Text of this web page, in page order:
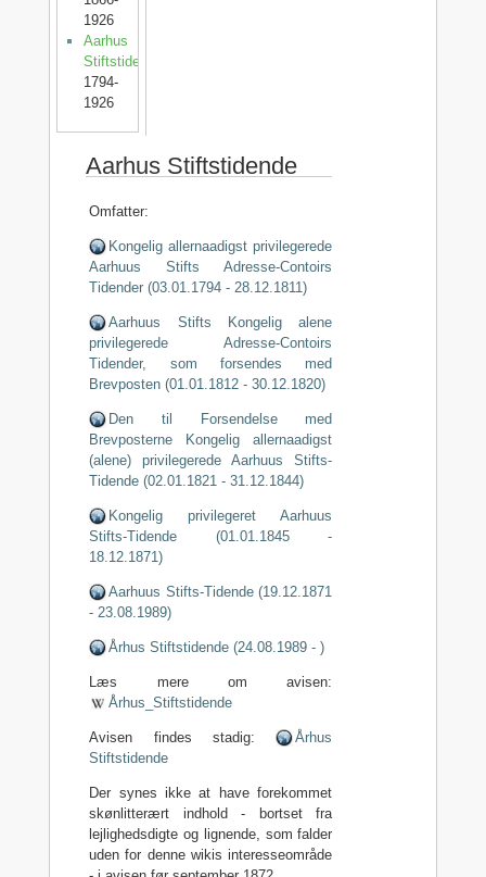
1926
Aarhus
Stiftstidende
1794-
1926
Aarhus Stiftstidende
Omfatter:
Kongelig allernaadigst privilegerede
Aarhuus Stifts Adresse-Contoirs
Tidender (03.01.1794 - 28.12.1811)
Aarhuus Stifts Kongelig alene
privilegerede Adresse-Contoirs
Tidender, som forsendes med
Brevposten (01.01.1812 - 30.12.1820)
Den til Forsendelse med
Brevposterne Kongelig allernaadigst
(alene) privilegerede Aarhuus Stifts-
Tidende (02.01.1821 - 31.12.1844)
Kongelig privilegeret Aarhuus
Stifts-Tidende (01.01.1845 -
18.12.1871)
Aarhuus Stifts-Tidende (19.12.1871
- 23.08.1989)
Århus Stiftstidende (24.08.1989 - )
Læs mere om avisen:
Århus_Stiftstidende
Avisen findes stadig:
Århus
Stiftstidende
Der synes ikke at have forekommet
skønlitterært indhold - bortset fra
lejlighedsdigte og lignende, som falder
uden for denne wikis interesseområde